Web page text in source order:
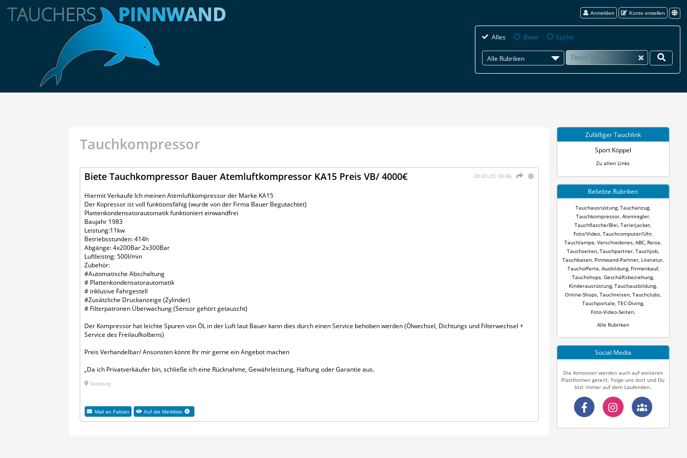
Anmelden Konto erstellen
Alles Biete Suche
Alle Rubriken
Tauchkompressor
28.03.20, 08:46
Biete Tauchkompressor Bauer Atemluftkompressor KA15 Preis VB/ 4000€
Hiermit Verkaufe Ich meinen Atemluftkompressor der Marke KA15
Der Kopressor ist voll funktionsfähig (wurde von der Firma Bauer Begutachtet)
Plattenkondensatorautomatik funktioniert einwandfrei
Baujahr 1983
Leistung:11kw
Betriebsstunden: 414h
Abgänge: 4x200Bar 2x300Bar
Luftleistng: 500l/min
Zubehör:
#Automatische Abschaltung
# Plattenkondensatorautomatik
# inklusive Fahrgestell
#Zusätzliche Druckanzeige (Zylinder)
# Filterpatronen Überwachung (Sensor gehört getauscht)
Der Kompressor hat leichte Spuren von ÖL in der Luft laut Bauer kann dies durch einen Service behoben werden (Ölwechsel, Dichtungs und Filterwechsel +
Service des Freilaufkolbens)
Preis Verhandelbar/ Ansonsten könnt Ihr mir gerne ein Angebot machen
„Da ich Privatverkäufer bin, schließe ich eine Rücknahme, Gewährleistung, Haftung oder Garantie aus.
Salzburg
Mail an Fabian Auf die Merkliste
Zufälliger Tauchlink
Sport Köppel
Zu allen Links
Beliebte Rubriken
Tauchausrüstung, Tauchanzug,
Tauchkompressor, Atemregler,
Tauchflasche/Blei Tarierjacket
Foto/Video, Tauchcomputer/Uhr,
Tauchlampe Verschiedenes ABC Reise
Tauchseiten Tauchpartner Tauchjob
Tauchbasen Pinnwand-Partner Literatur
Tauchofferte Ausbildung, Firmenkauf,
Tauchshops Geschäftsbeziehung,
Kinderausrüstung, Tauchausbildung,
Online-Shops Tauchreisen Tauchclubs
Tauchportale TEC-Diving,
Foto-Video-Seiten
Alle Rubriken
Social Media
Die Annoncen werden auch auf weiteren
Plattformen geteilt. Folge uns dort und Du
bist immer auf dem Laufenden.